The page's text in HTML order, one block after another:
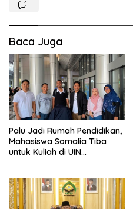
Baca Juga
Palu Jadi Rumah Pendidikan,
Mahasiswa Somalia Tiba
untuk Kuliah di UIN